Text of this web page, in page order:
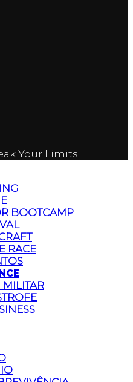
Your Limits
BOOTCAMP
RACE